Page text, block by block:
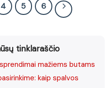
4 5 6
tinklaraščio
mažiems butams
kaip spalvos